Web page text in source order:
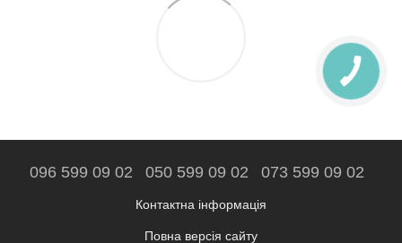
096 599 09 02 050 599 09 02 073 599 09 02
Контактна інформація
Повна версія сайту